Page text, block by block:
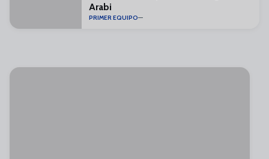
Arabi
PRIMER EQUIPO